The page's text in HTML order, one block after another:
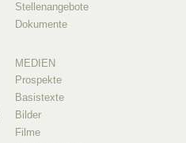
Stellenangebote
Dokumente
MEDIEN
Prospekte
Basistexte
Bilder
Filme